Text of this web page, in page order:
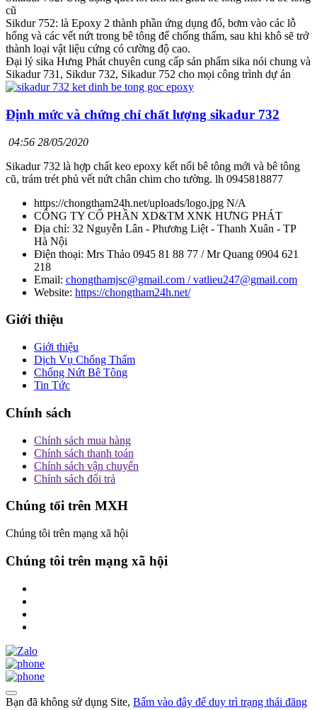
cũ
Sikdur 752: là Epoxy 2 thành phần ứng dụng đổ, bơm vào các lỗ
hổng và các vết nứt trong bê tông để chống thấm, sau khi khô sẽ trở
thành loại vật liệu cứng có cường độ cao.
Đại lý sika Hưng Phát chuyên cung cấp sản phẩm sika nói chung và
Sikadur 731, Sikdur 732, Sikadur 752 cho mọi công trình dự án
Định mức và chứng chỉ chất lượng sikadur 732
04:56 28/05/2020
Sikadur 732 là hợp chất keo epoxy kết nối bê tông mới và bê tông
cũ, trám trét phủ vết nứt chân chim cho tường. lh 0945818877
https://chongtham24h.net/uploads/logo.jpg N/A
CÔNG TY CỔ PHẦN XD&TM XNK HƯNG PHÁT
Địa chỉ: 32 Nguyễn Lân - Phương Liệt - Thanh Xuân - TP
Hà Nội
Điện thoại: Mrs Thảo 0945 81 88 77 / Mr Quang 0904 621
218
Email: chongthamjsc@gmail.com / vatlieu247@gmail.com
Website: https://chongtham24h.net/
Giới thiệu
Giới thiệu
Dịch Vụ Chống Thấm
Chống Nứt Bê Tông
Tin Tức
Chính sách
Chính sách mua hàng
Chính sách thanh toán
Chính sách vận chuyển
Chính sách đổi trả
Chúng tối trên MXH
Chúng tôi trên mạng xã hội
Chúng tôi trên mạng xã hội
Bạn đã không sử dụng Site, Bấm vào đây để duy trì trạng thái đăng